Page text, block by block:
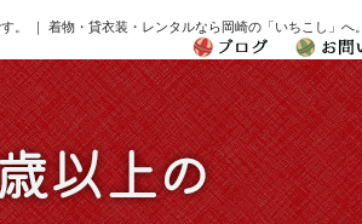
。 ｜ 着物・貸衣装・レンタルなら岡崎の「いちこし」へ。